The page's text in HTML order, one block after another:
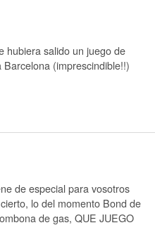
hubiera salido un juego de
(imprescindible!!)
de especial para vosotros
lo del momento Bond de
de gas, QUE JUEGO